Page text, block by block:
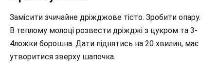
Замісити зчичайне дріжджове тісто. Зробити опару.
В теплому молоці розвести дріжджі з цукром та 3-
4ложки борошна. Дати піднятись на 20 хвилин, має
утворитися зверху шапочка.